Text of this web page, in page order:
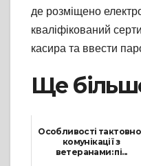
де розміщено
кваліфікований
касира та ввести
Ще
Особливості
комунікації з
ветеранами: пі...